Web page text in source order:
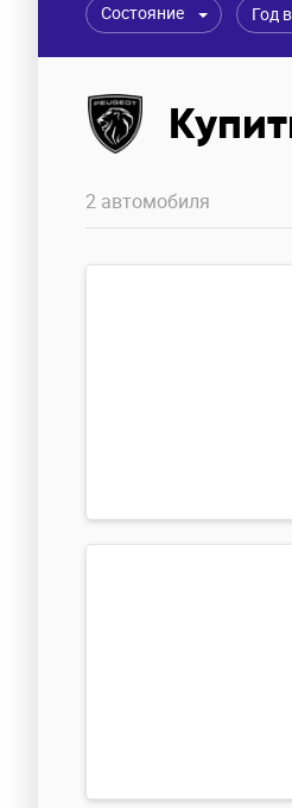
Состояние Год
2 автомобиля